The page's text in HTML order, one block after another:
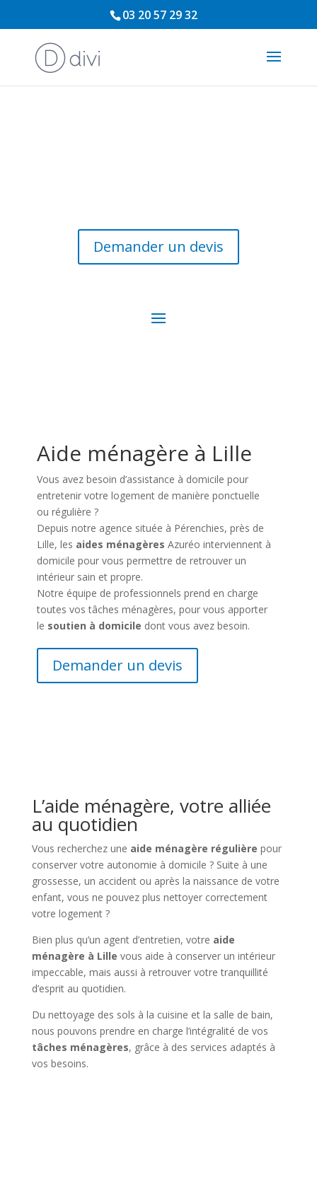
03 20 57 29 32
Demander un devis
Aide ménagère à Lille
Vous avez besoin d’assistance à domicile pour
entretenir votre logement de manière ponctuelle
ou régulière ?
Depuis notre agence située à Pérenchies, près de
Lille, les aides ménagères Azuréo interviennent à
domicile pour vous permettre de retrouver un
intérieur sain et propre.
Notre équipe de professionnels prend en charge
toutes vos tâches ménagères, pour vous apporter
le soutien à domicile dont vous avez besoin.
Demander un devis
L’aide ménagère, votre alliée
au quotidien
Vous recherchez une aide ménagère régulière pour
conserver votre autonomie à domicile ? Suite à une
grossesse, un accident ou après la naissance de votre
enfant, vous ne pouvez plus nettoyer correctement
votre logement ?
Bien plus qu’un agent d’entretien, votre aide
ménagère à Lille vous aide à conserver un intérieur
impeccable, mais aussi à retrouver votre tranquillité
d’esprit au quotidien.
Du nettoyage des sols à la cuisine et la salle de bain,
nous pouvons prendre en charge l’intégralité de vos
tâches ménagères, grâce à des services adaptés à
vos besoins.